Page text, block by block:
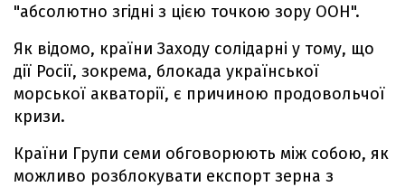
"абсолютно згідні з цією точкою зору ООН".
Як відомо, країни Заходу солідарні у тому, що
дії Росії, зокрема, блокада української
морської акваторії, є причиною продовольчої
кризи.
Країни Групи семи обговорюють між собою, як
можливо розблокувати експорт зерна з